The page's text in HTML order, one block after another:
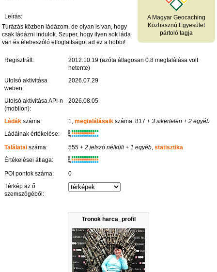
Tronok harca_profil
A Magyar Geocaching
Közhasznú Egyesület
pártoló tagja
Leírás:
Túrázás közben ládázom, de olyan is van, hogy
csak ládázni indulok. Szuper, hogy ilyen sok láda
van és életreszóló elfoglaltságot ad ez a hobbi!
Regisztrált:
2012.10.19 (azóta átlagosan 0.8 megtalálása volt
hetente)
Utolsó aktivitása
weben:
2026.07.29
Utolsó aktivitása API-n
(mobilon):
2026.08.05
Ládák száma: 1,megtalálásaik száma: 817 + 3 sikertelen + 2 egyéb
Ládáinak értékelése:
K
R
W
Találatai száma: 555 + 2 jelszó nélküli + 1 egyéb ,statisztika
Értékelései átlaga:
K
R
W
POI pontok száma:
0
Térkép az ő
szemszögéből: